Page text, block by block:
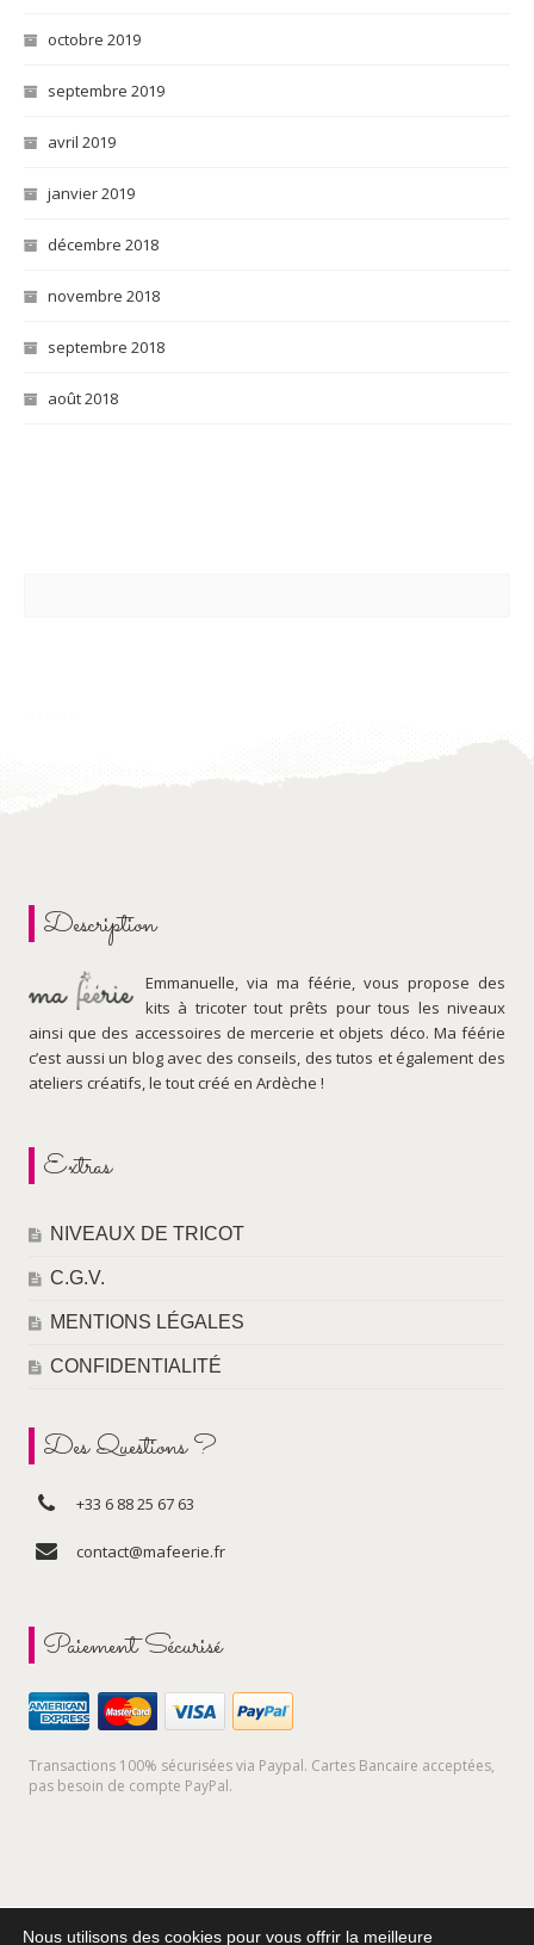
octobre 2019
septembre 2019
avril 2019
janvier 2019
décembre 2018
novembre 2018
septembre 2018
août 2018
Description
Emmanuelle, via ma féérie, vous propose des
kits à tricoter tout prêts pour tous les niveaux
ainsi que des accessoires de mercerie et objets déco. Ma féérie
c’est aussi un blog avec des conseils, des tutos et également des
ateliers créatifs, le tout créé en Ardèche !
Extras
NIVEAUX DE TRICOT
C.G.V.
MENTIONS LÉGALES
CONFIDENTIALITÉ
Des Questions ?
+33 6 88 25 67 63
contact@mafeerie.fr
Paiement Sécurisé
Transactions 100% sécurisées via Paypal. Cartes Bancaire acceptées,
pas besoin de compte PayPal.
Nous utilisons des cookies pour vous offrir la meilleure